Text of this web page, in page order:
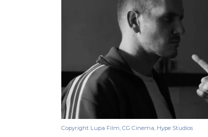
Copyright Lupa Film, CG Cinema, Hype Studios